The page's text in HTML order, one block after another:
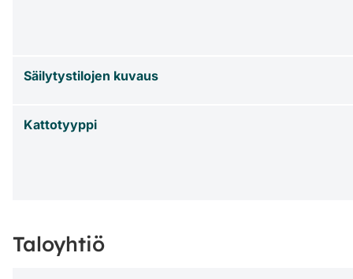
Säilytystilojen kuvaus
Kattotyyppi
Taloyhtiö